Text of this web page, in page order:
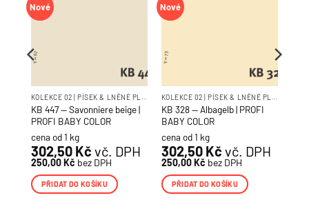
Nové
KOLEKCE 02 | PÍSEK & LNĚNÉ PLÁTNO
KB 447 — Savonniere beige |
PROFI BABY COLOR
cena od 1 kg
302,50 Kč vč. DPH
250,00Kč bez DPH
PŘIDAT DO KOŠÍKU
Nové
KOLEKCE 02 | PÍSEK & LNĚNÉ PLÁTNO
KB 328 — Albagelb | PROFI
BABY COLOR
cena od 1 kg
302,50 Kč vč. DPH
250,00Kč bez DPH
PŘIDAT DO KOŠÍKU